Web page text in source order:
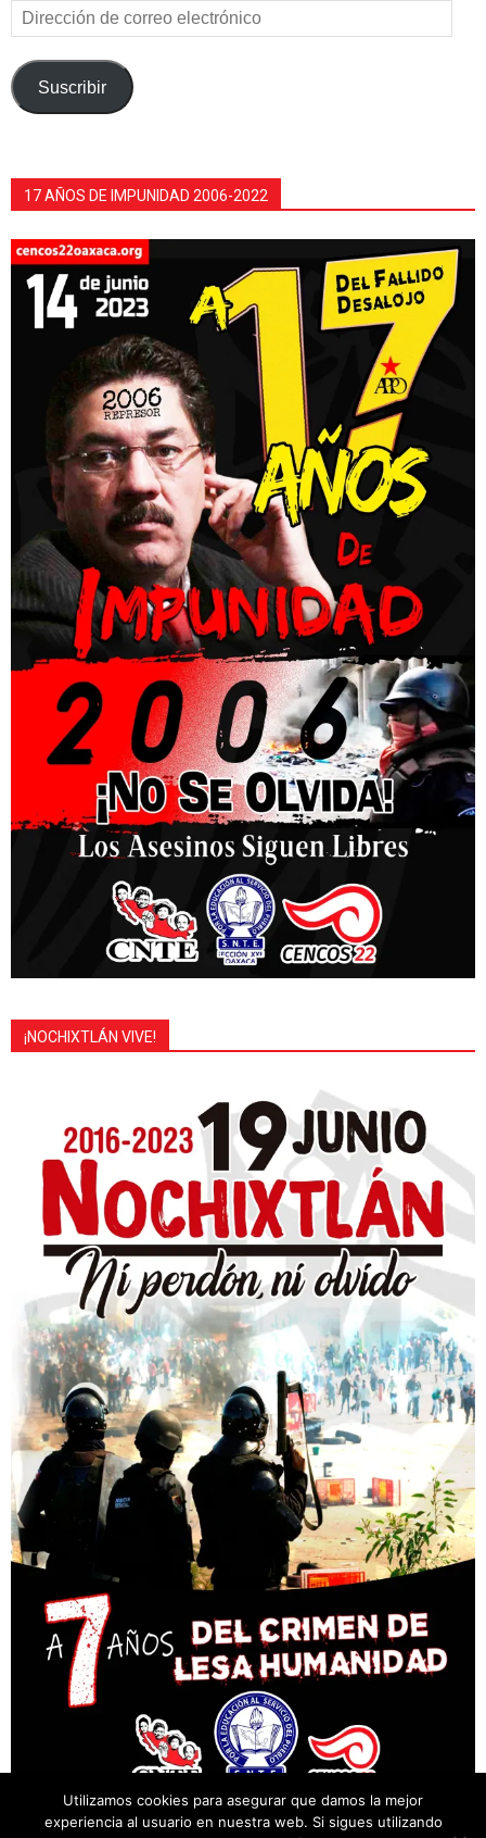
Dirección
de
correo
electrónico
Suscribir
17 AÑOS DE IMPUNIDAD 2006-2022
¡NOCHIXTLÁN VIVE!
Utilizamos cookies para asegurar que damos la mejor
experiencia al usuario en nuestra web. Si sigues utilizando